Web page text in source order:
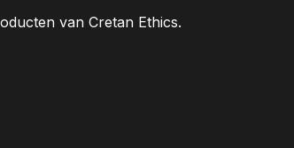
van Cretan Ethics.